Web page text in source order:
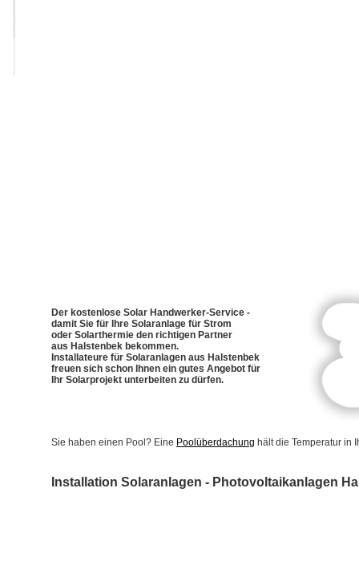
Der kostenlose Solar Handwerker-Service -
damit Sie für Ihre Solaranlage für Strom
oder Solarthermie den richtigen Partner
aus Halstenbek bekommen.
Installateure für Solaranlagen aus Halstenbek
freuen sich schon Ihnen ein gutes Angebot für
Ihr Solarprojekt unterbeiten zu dürfen.
Sie haben einen Pool? Eine Poolüberdachung hält die Temperatur in
Installation Solaranlagen - Photovoltaikanlagen